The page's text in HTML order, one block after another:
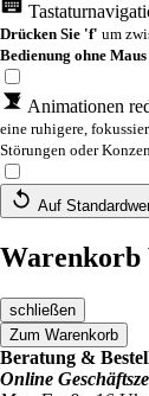
Drücken Sie 'f' um
Bedienung ohne Maus
Animationen
eine ruhigere,
Störungen oder
Auf
Warenkorb
schließen
Zum Warenkorb
Beratung &
Online